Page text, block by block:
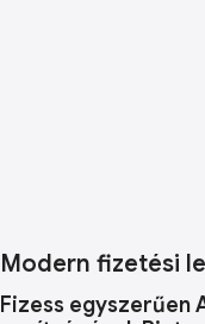
Modern fizetési
Fizess egyszerűen